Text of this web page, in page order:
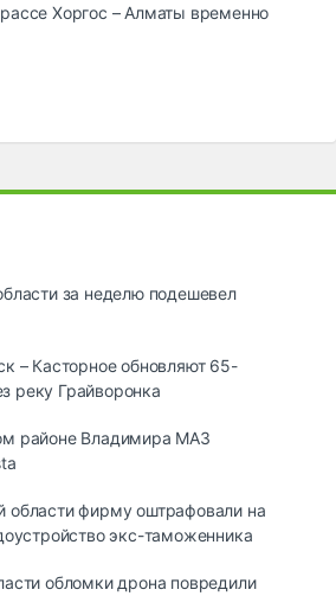
Хоргос – Алматы временно
за неделю подешевел
– Касторное обновляют 65-
реку Грайворонка
районе Владимира МАЗ
области фирму оштрафовали на
экс-таможенника
обломки дрона повредили